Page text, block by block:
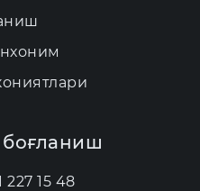
227 15 48